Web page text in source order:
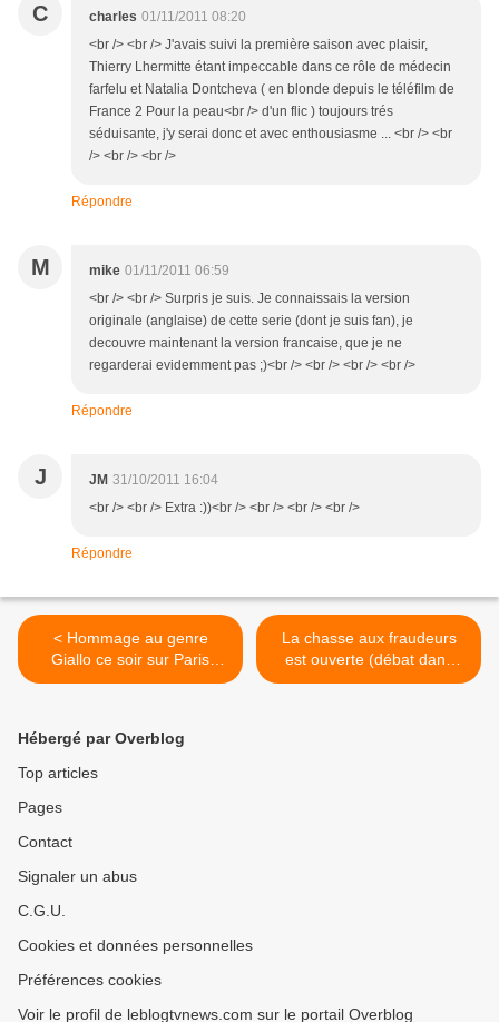
C charles 01/11/2011 08:20
<br /> <br /> J'avais suivi la première saison avec plaisir,
Thierry Lhermitte étant impeccable dans ce rôle de médecin
farfelu et Natalia Dontcheva ( en blonde depuis le téléfilm de
France 2 Pour la peau<br /> d'un flic ) toujours trés
séduisante, j'y serai donc et avec enthousiasme ... <br /> <br
/> <br /> <br />
Répondre
M mike 01/11/2011 06:59
<br /> <br /> Surpris je suis. Je connaissais la version
originale (anglaise) de cette serie (dont je suis fan), je
decouvre maintenant la version francaise, que je ne
regarderai evidemment pas ;)<br /> <br /> <br /> <br />
Répondre
J JM 31/10/2011 16:04
<br /> <br /> Extra :))<br /> <br /> <br /> <br />
Répondre
< Hommage au genre
Giallo ce soir sur Paris
première.
La chasse aux fraudeurs
est ouverte (débat dans
Mots croisés). >
Hébergé par Overblog
Top articles
Pages
Contact
Signaler un abus
C.G.U.
Cookies et données personnelles
Préférences cookies
Voir le profil de leblogtvnews.com sur le portail Overblog